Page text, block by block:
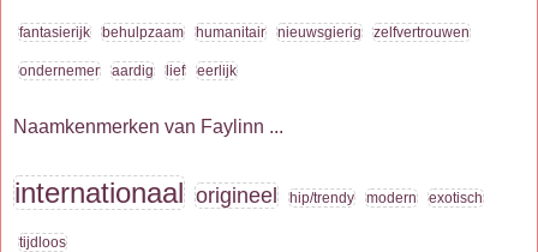
fantasierijk behulpzaam humanitair nieuwsgierig zelfvertrouwen
ondernemer aardig lief eerlijk
Naamkenmerken van Faylinn ...
internationaal origineel hip/trendy modern exotisch
tijdloos